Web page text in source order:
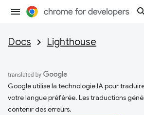
Docs Lighthouse
Google utilise la technologie IA pour
votre langue préférée. Les traductions
contenir des erreurs.